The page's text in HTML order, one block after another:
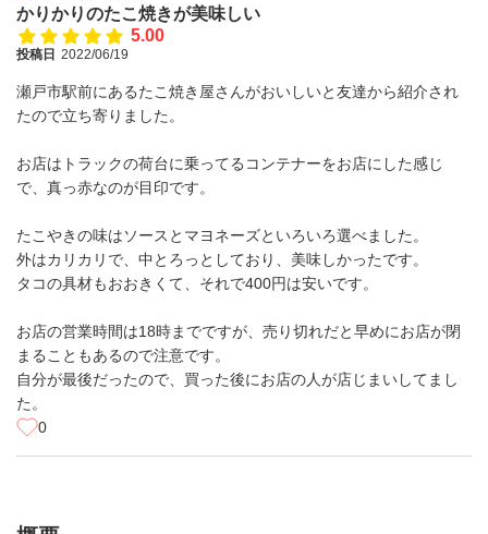
かりかりのたこ焼きが美味しい
5.00
投稿日 2022/06/19
瀬戸市駅前にあるたこ焼き屋さんがおいしいと友達から紹介され
たので立ち寄りました。
お店はトラックの荷台に乗ってるコンテナーをお店にした感じ
で、真っ赤なのが目印です。
たこやきの味はソースとマヨネーズといろいろ選べました。
外はカリカリで、中とろっとしており、美味しかったです。
タコの具材もおおきくて、それで400円は安いです。
お店の営業時間は18時までですが、売り切れだと早めにお店が閉
まることもあるので注意です。
自分が最後だったので、買った後にお店の人が店じまいしてまし
た。
0